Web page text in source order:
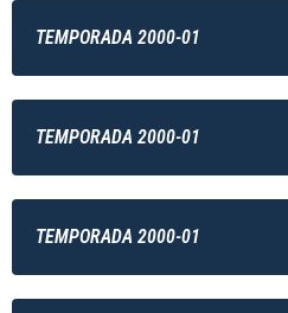
TEMPORADA 2000-01
TEMPORADA 2000-01
TEMPORADA 2000-01